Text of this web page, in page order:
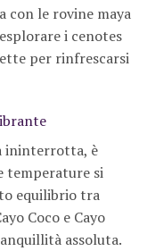
con le rovine maya
i cenotes
per rinfrescarsi
ininterrotta, è
temperature si
equilibrio tra
Coco e Cayo
assoluta.